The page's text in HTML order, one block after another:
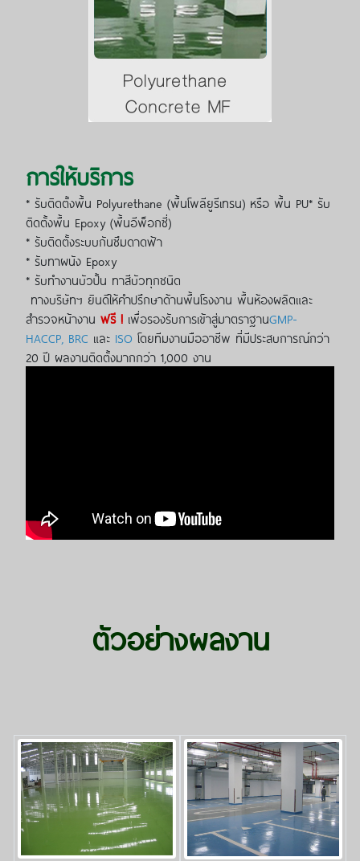
การให้บริการ
* รับติดตั้งพื้น Polyurethane (พื้นโพลียูรีเทรน) หรือ พื้น PU* รับ
ติดตั้งพื้น Epoxy (พื้นอีพ็อกซี่)
* รับติดตั้งระบบกันซึมดาดฟ้า
* รับทาผนัง Epoxy
* รับทำงานบัวปั้น ทาสีบัวทุกชนิด
ทางบริษัทฯ ยินดีให้คำปรึกษาด้านพื้นโรงงาน พื้นห้องผลิตและ
สำรวจหน้างาน ฟรี ! เพื่อรองรับการเข้าสู่มาตราฐานGMP-
HACCP, BRC และ ISO โดยทีมงานมืออาชีพ​ ที่มีประสบการณ์กว่า
20 ปี ผลงานติดตั้งมากกว่า 1,000 งาน
ตัวอย่างผลงาน